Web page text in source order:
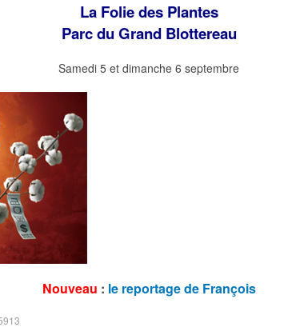
La Folie des Plantes
Parc du Grand Blottereau
Samedi 5 et dimanche 6 septembre
Nouveau : le reportage de François